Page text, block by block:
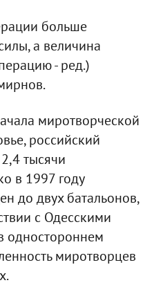
больше
а величина
- ред.)
миротворческой
российский
тысячи
в 1997 году
до двух батальонов,
с Одесскими
одностороннем
миротворцев